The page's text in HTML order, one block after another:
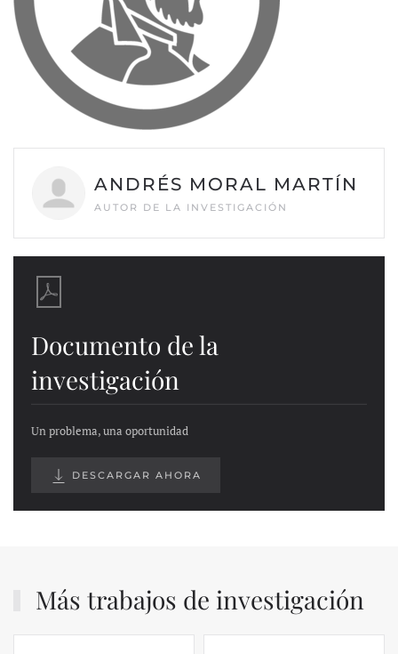
ANDRÉS MORAL MARTÍN
AUTOR DE LA INVESTIGACIÓN
Documento de la
investigación
Un problema, una oportunidad
DESCARGAR AHORA
Más trabajos de investigación